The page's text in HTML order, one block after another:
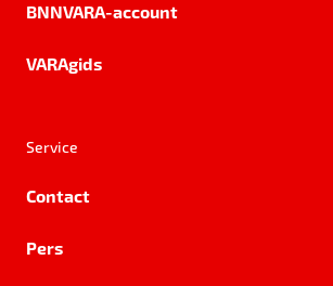
BNNVARA-account
VARAgids
Service
Contact
Pers